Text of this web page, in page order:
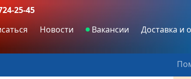
25-45
Новости Вакансии
Доставка и